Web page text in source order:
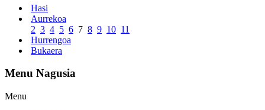
Hasi
Aurrekoa
2 3 4 5 6 7 8 9 10 11
Hurrengoa
Bukaera
Menu Nagusia
Menu